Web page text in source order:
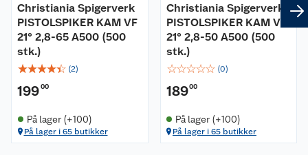
Christiania Spigerverk
PISTOLSPIKER KAM VF
21° 2,8-65 A500 (500
stk.)
☆☆☆☆☆ (2)
19900
På lager (+100)
På lager i 65 butikker
Christiania Spigerverk
PISTOLSPIKER KAM VF
21° 2,8-50 A500 (500
stk.)
☆☆☆☆☆ (0)
18900
På lager (+100)
På lager i 65 butikker
Retur- og angrerett
Reklamasjon
Ofte stilte spørsmål
Leveringstid
Leie tilhenger
Kjøpsvilkår
Personvern
Cookies
Bærekraft
Lavprisløfte
Åpent kjøp
Retur av el-avfall
Hageinspirasjon
Oppussing med utemaling
Oppussing med innemaling
Et varmere hjem
Gulv